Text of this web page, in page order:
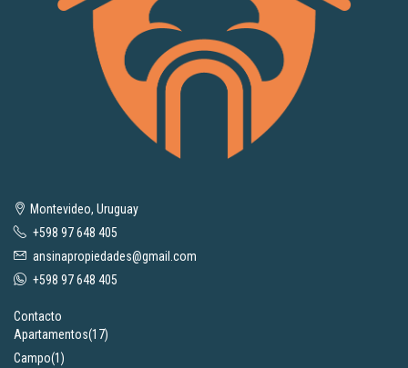
Montevideo, Uruguay
+598 97 648 405
ansinapropiedades@gmail.com
+598 97 648 405
Contacto
Apartamentos(17)
Campo(1)